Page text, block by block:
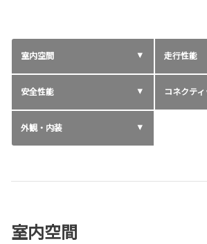
室内空間 走行性能
安全性能 コネクテ
外観・内装
室内空間